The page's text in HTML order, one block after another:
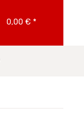
0,00 € *